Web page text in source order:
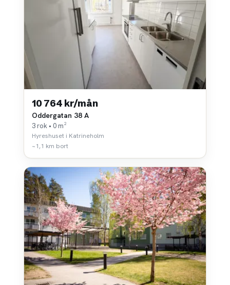
10 764 kr/mån
Oddergatan 38 A
3 rok • 0 m²
Hyreshuset i Katrineholm
~1,1 km bort